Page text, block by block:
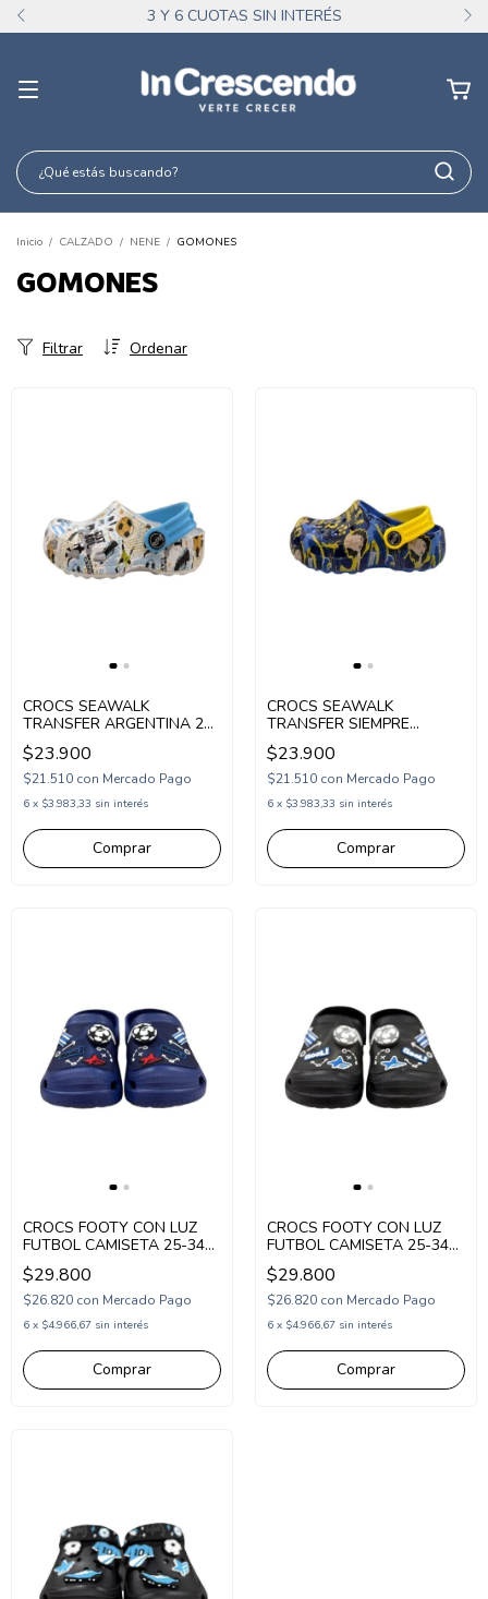
3 Y 6 CUOTAS SIN INTERÉS
Inicio / CALZADO / NENE / GOMONES
GOMONES
Ordenar
Filtrar
CROCS SEAWALK
TRANSFER ARGENTINA 27-
34 BLANCO (SW940/1BL)
$23.900
$21.510 con Mercado Pago
6 x $3.983,33 sin interés
CROCS SEAWALK
TRANSFER SIEMPRE
ALENTANDO BOCA 27-34
AZUL (SW940/1AZ)
$23.900
$21.510 con Mercado Pago
6 x $3.983,33 sin interés
CROCS FOOTY CON LUZ
FUTBOL CAMISETA 25-34
AZUL (CL984/1)
$29.800
$26.820 con Mercado Pago
6 x $4.966,67 sin interés
CROCS FOOTY CON LUZ
FUTBOL CAMISETA 25-34
NEGRO (CL982/1)
$29.800
$26.820 con Mercado Pago
6 x $4.966,67 sin interés